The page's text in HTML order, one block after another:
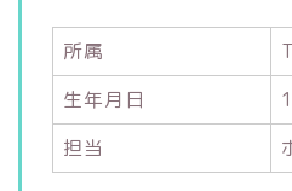
所属
生年月日
担当